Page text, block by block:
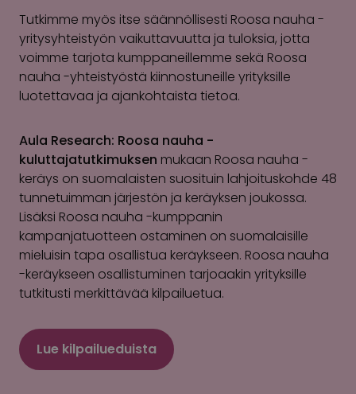
Tutkimme myös itse säännöllisesti Roosa nauha -
yritysyhteistyön vaikuttavuutta ja tuloksia, jotta
voimme tarjota kumppaneillemme sekä Roosa
nauha -yhteistyöstä kiinnostuneille yrityksille
luotettavaa ja ajankohtaista tietoa.
Aula Research: Roosa nauha -
kuluttajatutkimuksen mukaan Roosa nauha -
keräys on suomalaisten suosituin lahjoituskohde 48
tunnetuimman järjestön ja keräyksen joukossa.
Lisäksi Roosa nauha -kumppanin
kampanjatuotteen ostaminen on suomalaisille
mieluisin tapa osallistua keräykseen. Roosa nauha
-keräykseen osallistuminen tarjoaakin yrityksille
tutkitusti merkittävää kilpailuetua.
Lue kilpailueduista